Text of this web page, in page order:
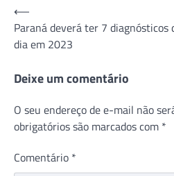
Navegação
de
Post
⟵
Paraná deverá ter 7
dia em 2023
Deixe um comentário
O seu endereço de e-mail não
obrigatórios são marcados com *
Comentário *